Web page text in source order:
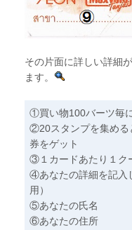
その片面に詳しい詳細
ます。
①買い物100バーツ毎
②20スタンプを集める
券をゲット
③１カードあたり１ク
④あなたの詳細を記入
用）
⑤あなたの氏名
⑥あなたの住所